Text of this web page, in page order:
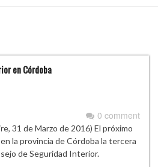
en Córdoba
0 comment
31 de Marzo de 2016) El próximo
la provincia de Córdoba la tercera
de Seguridad Interior.